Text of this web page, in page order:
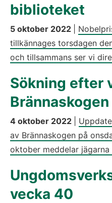
biblioteket
5 oktober 2022
tillkännages torsdagen
och tillsammans ser vi
Sökning efter
Brännaskogen
4 oktober 2022
av Brännaskogen på
oktober meddelar
vecka 40